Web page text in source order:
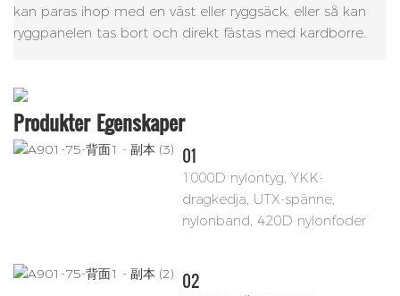
kan paras ihop med en väst eller ryggsäck, eller så kan
ryggpanelen tas bort och direkt fästas med kardborre.
Produkter Egenskaper
01
1000D nylontyg, YKK-
dragkedja, UTX-spänne,
nylonband, 420D nylonfoder
02